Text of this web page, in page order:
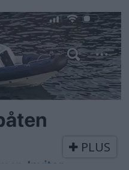
PLUS